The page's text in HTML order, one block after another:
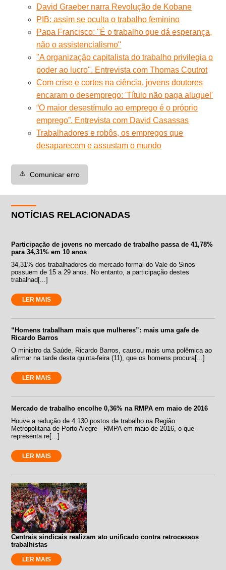
David Graeber narra Revolução de Kobane
PIB: assim se oculta o trabalho feminino
Papa Francisco: ''É o trabalho que dá esperança,
não o assistencialismo''
"A organização capitalista do trabalho privilegia o
poder ao lucro". Entrevista com Thomas Coutrot
Com crise e cortes na ciência, jovens doutores
encaram o desemprego: 'Título não paga aluguel'
“O maior desestímulo ao emprego é o próprio
emprego”. Entrevista com David Casassas
Trabalhadores e robôs, os empregos que
desaparecem e assustam o mundo
⚠️ Comunicar erro
NOTÍCIAS RELACIONADAS
Participação de jovens no mercado de trabalho passa de 41,78%
para 34,31% em 10 anos
34,31% dos trabalhadores do mercado formal do Vale do Sinos
possuem de 15 a 29 anos. No entanto, a participação destes
trabalhad[...]
LER MAIS
“Homens trabalham mais que mulheres”: mais uma gafe de
Ricardo Barros
O ministro da Saúde, Ricardo Barros, causou mais uma polêmica ao
afirmar na tarde desta quinta-feira (11), que os homens procura[...]
LER MAIS
Mercado de trabalho encolhe 0,36% na RMPA em maio de 2016
Houve a redução de 4.130 postos de trabalho na Região
Metropolitana de Porto Alegre - RMPA em maio de 2016, o que
representa re[...]
LER MAIS
Centrais sindicais realizam ato unificado contra retrocessos
trabalhistas
LER MAIS